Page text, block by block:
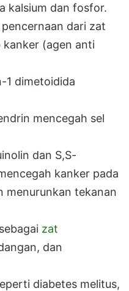
kalsium dan fosfor.
dari zat
(agen anti
1 dimetoidida
mencegah sel
dan S,S-
kanker pada
menurunkan tekanan
zat
dan
diabetes melitus,